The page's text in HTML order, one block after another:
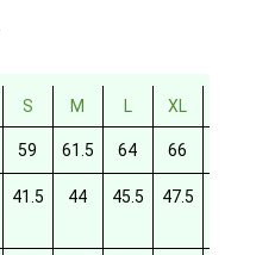
S M L XL
59 61.5 64 66
41.5 44 45.5 47.5